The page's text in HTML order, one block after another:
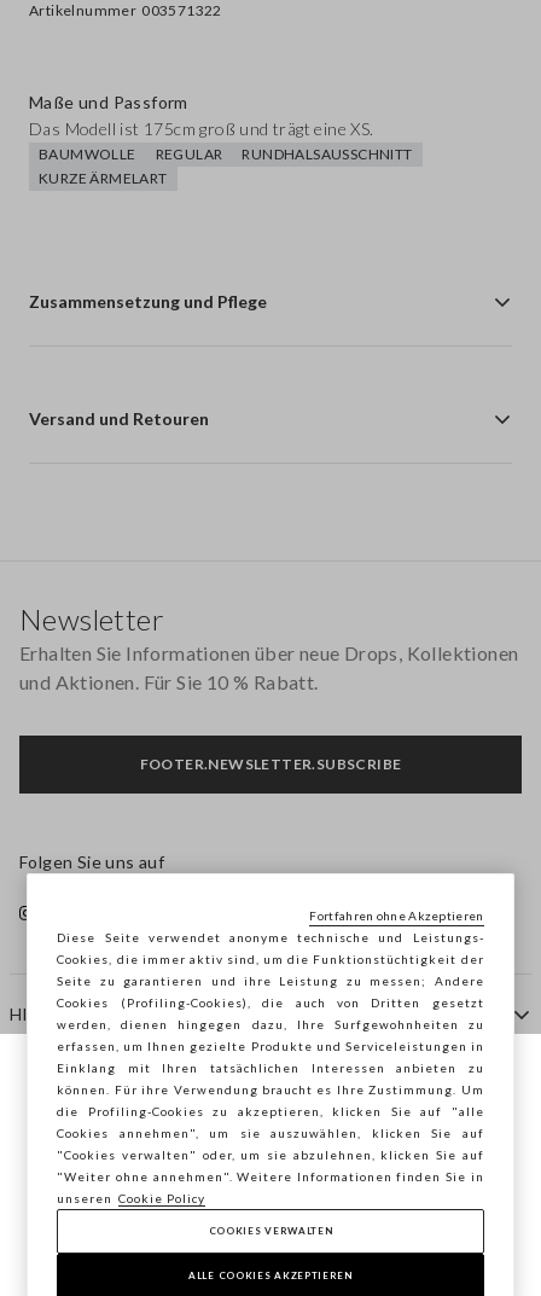
Artikelnummer 003571322
Maße und Passform
Das Modell ist 175cm groß und trägt eine XS.
BAUMWOLLE REGULAR
RUNDHALSAUSSCHNITT
KURZE ÄRMELART
Zusammensetzung und Pflege
Versand und Retouren
HILFE
AGENTUR
KONTAKTE
Newsletter
Erhalten Sie Informationen über neue Drops, Kollektionen
und Aktionen. Für Sie 10 % Rabatt.
FOOTER.NEWSLETTER.SUBSCRIBE
Folgen Sie uns auf
Copyright © Ovs S.p.A. MwSt.-Nr. 04240010274 - Kap.
Kap. 290.923.470 -2.4.0
Sie surfen auf der Seite von STEFANEL
Österreich, möchten Sie Ihren Standort
speichern?
BESTÄTIGEN
Diese Seite verwendet anonyme technische und Leistungs-
Cookies, die immer aktiv sind, um die Funktionstüchtigkeit der
Seite zu garantieren und ihre Leistung zu messen; Andere
Cookies (Profiling-Cookies), die auch von Dritten gesetzt
werden, dienen hingegen dazu, Ihre Surfgewohnheiten zu
erfassen, um Ihnen gezielte Produkte und Serviceleistungen in
Einklang mit Ihren tatsächlichen Interessen anbieten zu
können. Für ihre Verwendung braucht es Ihre Zustimmung. Um
die Profiling-Cookies zu akzeptieren, klicken Sie auf "alle
Cookies annehmen", um sie auszuwählen, klicken Sie auf
"Cookies verwalten" oder, um sie abzulehnen, klicken Sie auf
"Weiter ohne annehmen". Weitere Informationen finden Sie in
unseren
Cookie Policy
COOKIES VERWALTEN
ALLE COOKIES AKZEPTIEREN
Fortfahren ohne Akzeptieren